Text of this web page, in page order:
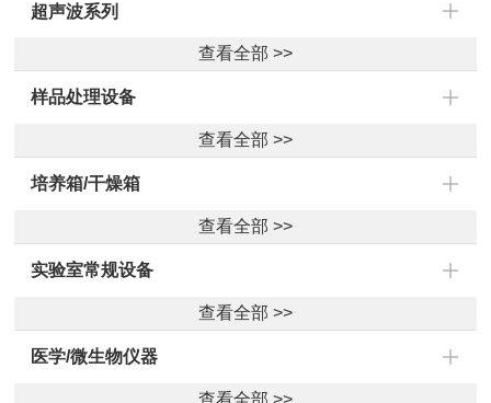
超声波系列
查看全部 >>
样品处理设备
查看全部 >>
培养箱/干燥箱
查看全部 >>
实验室常规设备
查看全部 >>
医学/微生物仪器
查看全部 >>